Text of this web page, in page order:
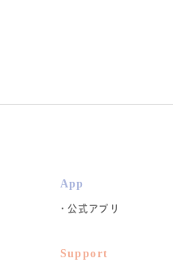
App
公式アプリ
Support